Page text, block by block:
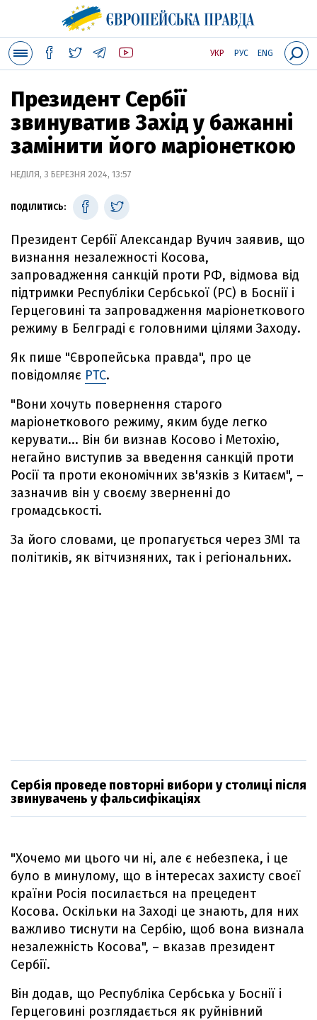
УКР РУС ENG
Президент Сербії
звинуватив Захід у бажанні
замінити його маріонеткою
НЕДІЛЯ, 3 БЕРЕЗНЯ 2024, 13:57
ПОДІЛИТИСЬ:
Президент Сербії Александар Вучич заявив, що
визнання незалежності Косова,
запровадження санкцій проти РФ, відмова від
підтримки Республіки Сербської (РС) в Боснії і
Герцеговині та запровадження маріонеткового
режиму в Белграді є головними цілями Заходу.
Як пише "Європейська правда", про це
повідомляє PTC.
"Вони хочуть повернення старого
маріонеткового режиму, яким буде легко
керувати... Він би визнав Косово і Метохію,
негайно виступив за введення санкцій проти
Росії та проти економічних зв'язків з Китаєм", –
зазначив він у своєму зверненні до
громадськості.
За його словами, це пропагується через ЗМІ та
політиків, як вітчизняних, так і регіональних.
Сербія проведе повторні вибори у столиці після
звинувачень у фальсифікаціях
"Хочемо ми цього чи ні, але є небезпека, і це
було в минулому, що в інтересах захисту своєї
країни Росія посилається на прецедент
Косова. Оскільки на Заході це знають, для них
важливо тиснути на Сербію, щоб вона визнала
незалежність Косова", – вказав президент
Сербії.
Він додав, що Республіка Сербська у Боснії і
Герцеговині розглядається як руйнівний